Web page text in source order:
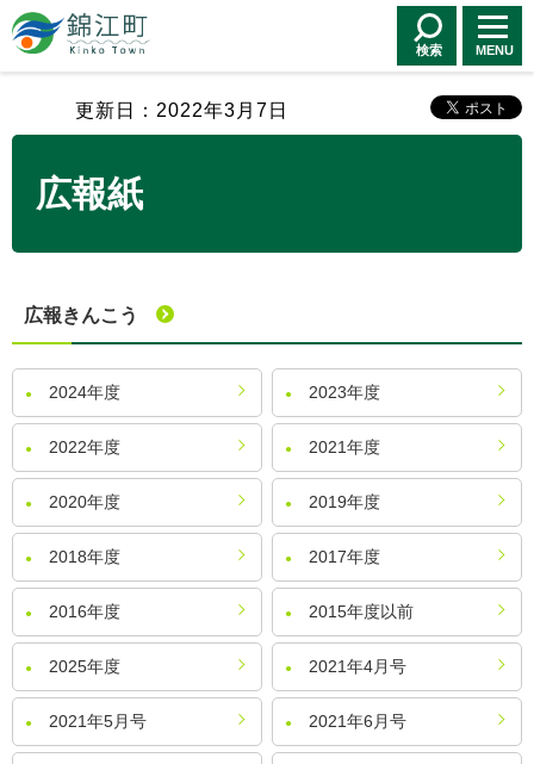
錦江町 Kinko
Town
検索 MENU
更新日：2022年3月7日
広報紙
広報きんこう
2024年度 2023年度
2022年度 2021年度
2020年度 2019年度
2018年度 2017年度
2016年度 2015年度以前
2025年度 2021年4月号
2021年5月号 2021年6月号